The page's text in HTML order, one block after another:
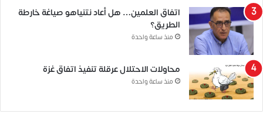
اتفاق العلمين… هل أعاد نتنياهو صياغة خارطة
الطريق؟
منذ ساعة واحدة
محاولات الاحتلال عرقلة تنفيذ اتفاق غزة
منذ ساعة واحدة